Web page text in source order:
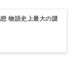
物語史上最大の謎